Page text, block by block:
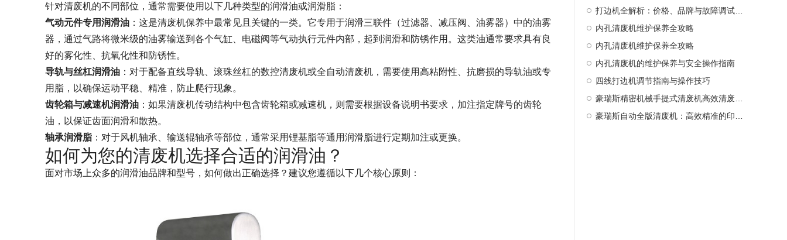
针对清废机的不同部位，通常需要使用以下几种类型的润滑油或润滑脂：
气动元件专用润滑油 ：这是清废机保养中最常见且关键的一类。它专用于润滑三联件（过滤器、减压阀、油雾器）中的油雾
器，通过气路将微米级的油雾输送到各个气缸、电磁阀等气动执行元件内部，起到润滑和防锈作用。这类油通常要求具有良
好的雾化性、抗氧化性和防锈性。
导轨与丝杠润滑油 ：对于配备直线导轨、滚珠丝杠的数控清废机或全自动清废机，需要使用高粘附性、抗磨损的导轨油或专
用脂，以确保运动平稳、精准，防止爬行现象。
齿轮箱与减速机润滑油 ：如果清废机传动结构中包含齿轮箱或减速机，则需要根据设备说明书要求，加注指定牌号的齿轮
油，以保证齿面润滑和散热。
轴承润滑脂 ：对于风机轴承、输送辊轴承等部位，通常采用锂基脂等通用润滑脂进行定期加注或更换。
如何为您的清废机选择合适的润滑油？
面对市场上众多的润滑油品牌和型号，如何做出正确选择？建议您遵循以下几个核心原则：
内孔清废机维护保养全攻略
内孔清废机维护保养全攻略
内孔清废机的维护保养与安全操作指南
四线打边机调节指南与操作技巧